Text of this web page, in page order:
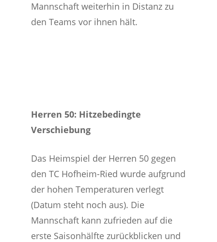
Mannschaft weiterhin in Distanz zu
den Teams vor ihnen hält.
Herren 50: Hitzebedingte
Verschiebung
Das Heimspiel der Herren 50 gegen
den TC Hofheim-Ried wurde aufgrund
der hohen Temperaturen verlegt
(Datum steht noch aus). Die
Mannschaft kann zufrieden auf die
erste Saisonhälfte zurückblicken und